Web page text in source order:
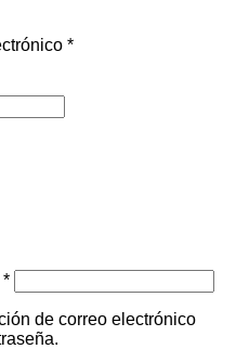
*Obligatorio
*Obligatorio
de correo electrónico